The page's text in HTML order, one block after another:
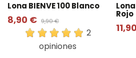
Lona BIENVE 100 Blanco
8,90 € 9,90 €
2
opiniones
Rojo